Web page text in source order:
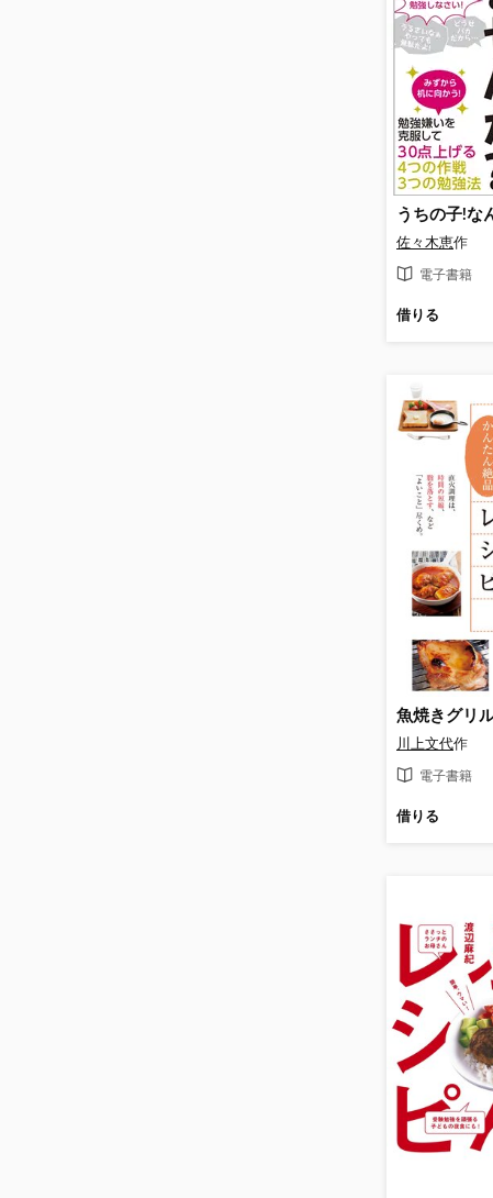
佐々木恵作
電子書籍
借りる
川上文代作
電子書籍
借りる